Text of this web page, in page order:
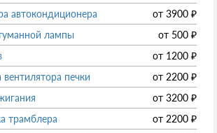
автокондиционера
от 3900 ₽
лампы
от 500 ₽
от 1200 ₽
печки
от 2200 ₽
от 3200 ₽
трамблера
от 2200 ₽